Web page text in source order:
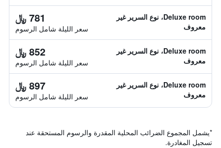
Deluxe room، نوع السرير غير
معروف
781 ﷼
سعر الليلة شامل الرسوم
Deluxe room، نوع السرير غير
معروف
852 ﷼
سعر الليلة شامل الرسوم
Deluxe room، نوع السرير غير
معروف
897 ﷼
سعر الليلة شامل الرسوم
*يشمل المجموع الضرائب المحلية المقدرة والرسوم المستحقة عند
تسجيل المغادرة.